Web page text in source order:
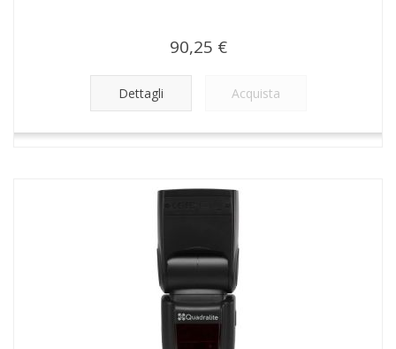
90,25 €
Dettagli Acquista